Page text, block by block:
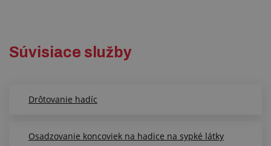
Súvisiace služby
Drôtovanie hadíc
Osadzovanie koncoviek na hadice na sypké látky